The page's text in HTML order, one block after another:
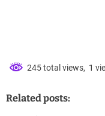
245 total views, 1
Related posts: